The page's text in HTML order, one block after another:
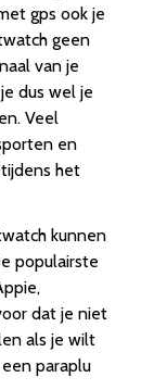
gps ook je
geen
van je
dus wel je
Veel
en
het
kunnen
populairste
dat je niet
als je wilt
paraplu